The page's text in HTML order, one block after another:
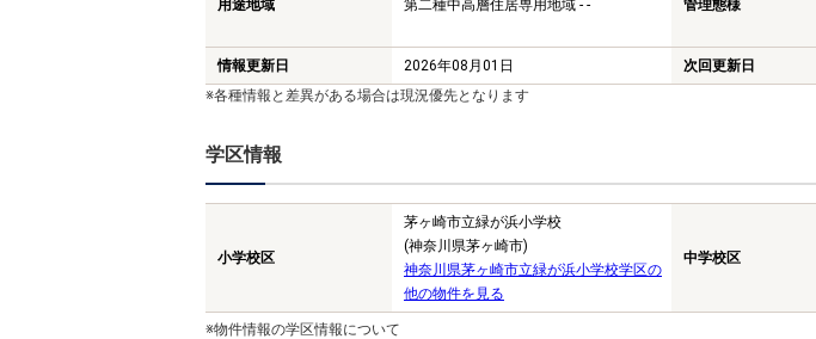
用途地域 第二種中高層住居専用地域 - - 管理態様
情報更新日 2026年08月01日 次回更新日
※各種情報と差異がある場合は現況優先となります
学区情報
小学校区
茅ヶ崎市立緑が浜小学校
(神奈川県茅ヶ崎市)
神奈川県茅ヶ崎市立緑が浜小学校学区の
他の物件を見る
中学校区
※物件情報の学区情報について